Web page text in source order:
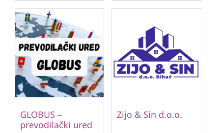
GLOBUS –
prevodilački ured
Zijo & Sin d.o.o.